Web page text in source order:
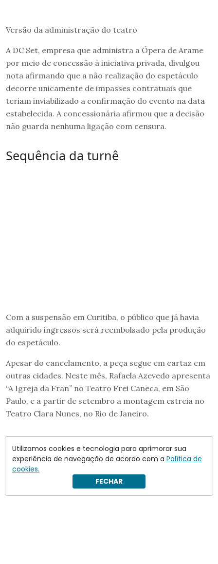
Versão da administração do teatro
A DC Set, empresa que administra a Ópera de Arame
por meio de concessão à iniciativa privada, divulgou
nota afirmando que a não realização do espetáculo
decorre unicamente de impasses contratuais que
teriam inviabilizado a confirmação do evento na data
estabelecida. A concessionária afirmou que a decisão
não guarda nenhuma ligação com censura.
Sequência da turnê
Com a suspensão em Curitiba, o público que já havia
adquirido ingressos será reembolsado pela produção
do espetáculo.
Apesar do cancelamento, a peça segue em cartaz em
outras cidades. Neste mês, Rafaela Azevedo apresenta
“A Igreja da Fran” no Teatro Frei Caneca, em São
Paulo, e a partir de setembro a montagem estreia no
Teatro Clara Nunes, no Rio de Janeiro.
Utilizamos cookies e tecnologia para aprimorar sua
experiência de navegação de acordo com a Política de
cookies.
FECHAR